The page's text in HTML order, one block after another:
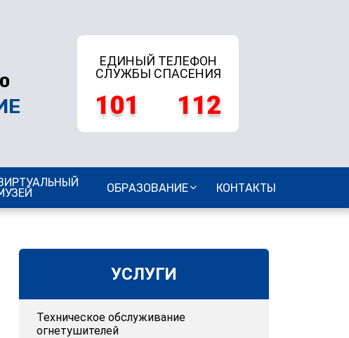
ЕДИНЫЙ ТЕЛЕФОН
СЛУЖБЫ СПАСЕНИЯ
101 112
ОБРАЗОВАНИЕ КОНТАКТЫ
УСЛУГИ
Техническое обслуживание
огнетушителей